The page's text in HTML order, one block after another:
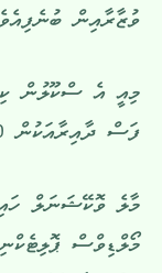
ވުޒާރާއިން
މިއީ އެ ސްކޫލުން
ފަސް ދާއިރާއަކުން 60 ދަރިވަރުން ކިޔަވަމުން ގެންދެއެވެ.
މާލެ ވޮކޭޝަނަލް
މޯލްޑިވްސް